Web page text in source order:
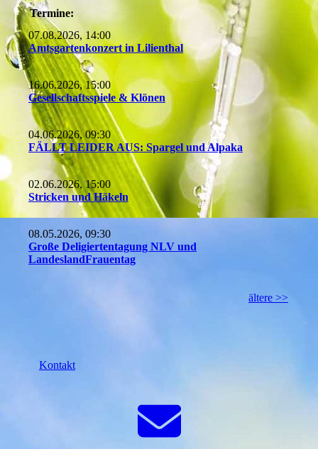
Termine:
07.08.2026, 14:00
Amtsgartenkonzert in Lilienthal
16.06.2026, 15:00
Gesellschaftsspiele & Klönen
04.06.2026, 09:30
FÄLLT LEIDER AUS: Spargel und Alpaka
02.06.2026, 15:00
Stricken und Häkeln
08.05.2026, 09:30
Große Deligiertentagung NLV und
LandeslandFrauentag
ältere >>
Kontakt